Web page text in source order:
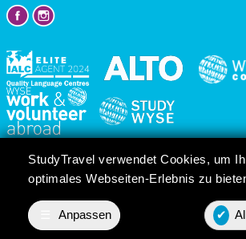
Preis anfordern
StudyTravel verwendet Cookies, um
optimales Webseiten-Erlebnis zu
Anpassen ✔
Cookie-Einstellungen